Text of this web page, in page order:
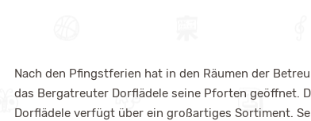
Nach den Pfingstferien hat in den Räumen der
das Bergatreuter Dorflädele seine Pforten geöffnet.
Dorflädele verfügt über ein großartiges Sortiment.